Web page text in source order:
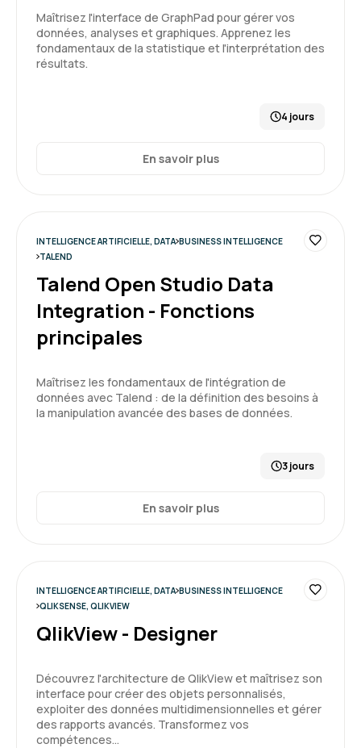
Maîtrisez l'interface de GraphPad pour gérer vos
données, analyses et graphiques. Apprenez les
fondamentaux de la statistique et l'interprétation des
résultats.
4 jours
En savoir plus
INTELLIGENCE ARTIFICIELLE, DATA BUSINESS INTELLIGENCE
TALEND
Talend Open Studio Data
Integration - Fonctions
principales
Maîtrisez les fondamentaux de l'intégration de
données avec Talend : de la définition des besoins à
la manipulation avancée des bases de données.
3 jours
En savoir plus
INTELLIGENCE ARTIFICIELLE, DATA BUSINESS INTELLIGENCE
QLIKSENSE, QLIKVIEW
QlikView - Designer
Découvrez l'architecture de QlikView et maîtrisez son
interface pour créer des objets personnalisés,
exploiter des données multidimensionnelles et gérer
des rapports avancés. Transformez vos
compétences…